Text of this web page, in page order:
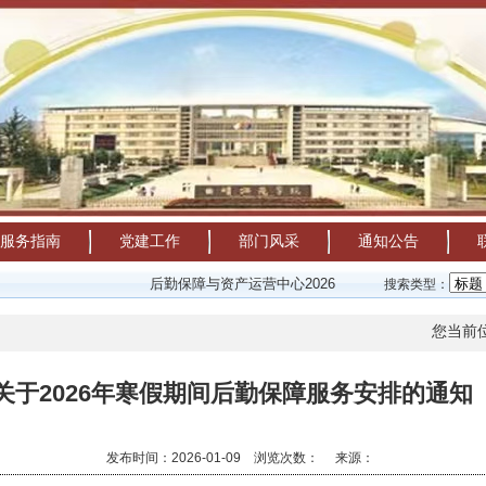
服务指南 党建工作 部门风采 通知公告
后勤保障与资产运营中心2026年暑假值班安排表
搜索类型：
您当前
于2026年寒假期间后勤保障服务安排的通知
发布时间：2026-01-09 浏览次数： 来源：